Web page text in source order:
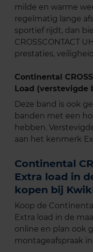
milde en warme
regelmatig lange
sportief rijdt, dan
CROSSCONTACT
prestaties,
Continental
Load (verstevigde
Deze band is ook
banden met een
hebben.
aan het kenmerk
Continental
Extra load in
kopen bij
Koop de
Extra load in de
online en plan ook
montageafspraak